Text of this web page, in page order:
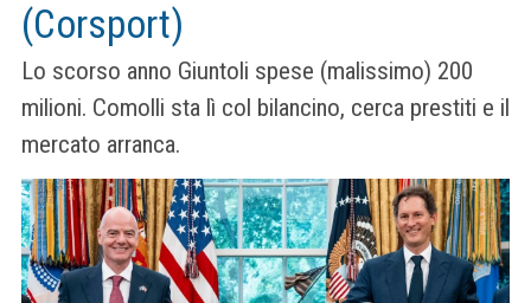
(Corsport)
Lo scorso anno Giuntoli spese (malissimo) 200
milioni. Comolli sta lì col bilancino, cerca prestiti e il
mercato arranca.